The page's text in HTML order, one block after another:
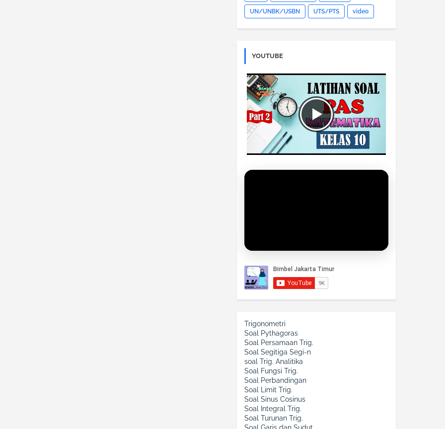
UN/UNBK/USBN UTS/PTS video
YOUTUBE
Trigonometri
Soal Pythagoras
Soal Persamaan Trig.
Soal Segitiga Segi-n
soal Trig. Analitika
Soal Fungsi Trig.
Soal Perbandingan
Soal Limit Trig.
Soal Sinus Cosinus
Soal Integral Trig.
Soal Turunan Trig.
Soal Garis dan Sudut